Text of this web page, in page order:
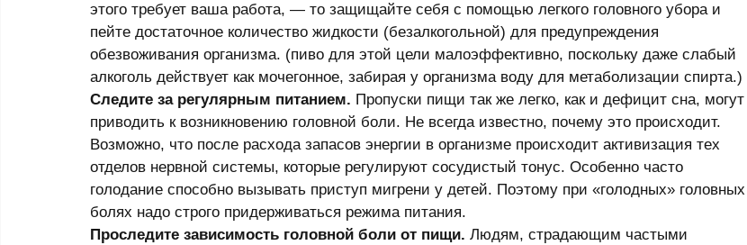
этого требует ваша работа, — то защищайте себя с помощью легкого головного убора и
пейте достаточное количество жидкости (безалкогольной) для предупреждения
обезвоживания организма. (пиво для этой цели малоэффективно, поскольку даже слабый
алкоголь действует как мочегонное, забирая у организма воду для метаболизации спирта.)
Следите за регулярным питанием. Пропуски пищи так же легко, как и дефицит сна, могут
приводить к возникновению головной боли. Не всегда известно, почему это происходит.
Возможно, что после расхода запасов энергии в организме происходит активизация тех
отделов нервной системы, которые регулируют сосудистый тонус. Особенно часто
голодание способно вызывать приступ мигрени у детей. Поэтому при «голодных» головных
болях надо строго придерживаться режима питания.
Проследите зависимость головной боли от пищи. Людям, страдающим частыми